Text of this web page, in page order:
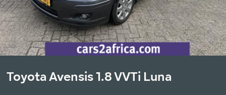
Toyota Avensis 1.8 VVTi Luna